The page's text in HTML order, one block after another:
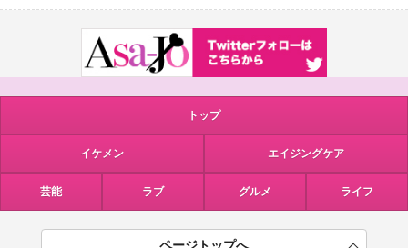
トップ
イケメン エイジングケア
芸能 ラブ グルメ ライフ